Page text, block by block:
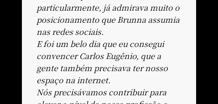
particularmente, já admirava muito o
posicionamento que Brunna assumia
nas redes sociais.
E foi um belo dia que eu consegui
convencer Carlos Eugênio, que a
gente também precisava ter nosso
espaço na internet.
Nós precisávamos contribuir para